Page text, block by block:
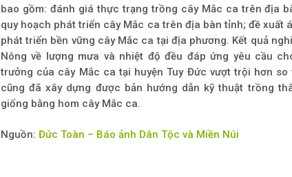
bao gồm: đánh giá thực trạng trồng cây Mắc ca trên địa
quy hoạch phát triển cây Mắc ca trên địa bàn tỉnh; đề xuất
phát triển bền vững cây Mắc ca tại địa phương. Kết quả
Nông về lượng mưa và nhiệt độ đều đáp ứng yêu cầu
trưởng của cây Mắc ca tại huyện Tuy Đức vượt trội hơn
cũng đã xây dựng được bản hướng dẫn kỹ thuật trồng
giống bằng hom cây Mắc ca.
Nguồn: Đức Toàn – Báo ảnh Dân Tộc và Miền Núi